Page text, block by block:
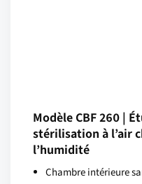
Modèle CBF 260 |
stérilisation à l’air
l’humidité
Chambre intérieure